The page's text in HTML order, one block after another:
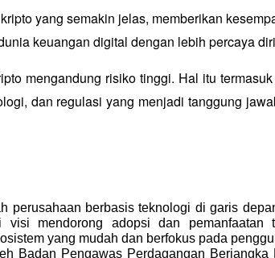
yang semakin jelas, memberikan
keuangan digital dengan lebih percaya
mengandung risiko tinggi. Hal itu
dan regulasi yang menjadi tanggung
perusahaan berbasis teknologi di garis
mendorong adopsi dan pemanfaatan
yang mudah dan berfokus pada
Badan Pengawas Perdagangan Berjangka